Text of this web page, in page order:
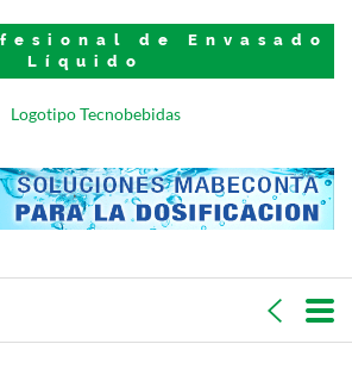
de Envasado
Líquido